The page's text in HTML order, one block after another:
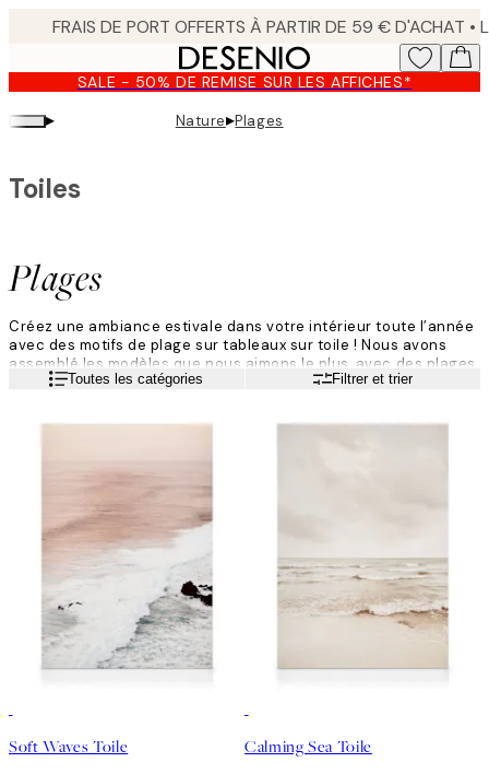
content.SALE - 50% DE REMISE SUR LES AFFICHES*
▸ Nature▸Plages
Plages
Toiles
Créez une ambiance estivale dans votre intérieur toute l’année
avec des motifs de plage sur tableaux sur toile ! Nous avons
assemblé les modèles que nous aimons le plus, avec des plages
de sable, de jolis bords de mer et des palmiers exotiques.
designs intemporels aux couleurs apaisantes et naturelles.
Lire la suiteToutes les catégories Filtrer et trier
Soft Waves Toile Calming Sea Toile